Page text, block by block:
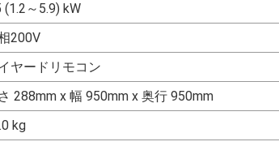
(1.2～5.9) kW
200V
ヤードリモコン
288mm x 幅 950mm x 奥行 950mm
kg